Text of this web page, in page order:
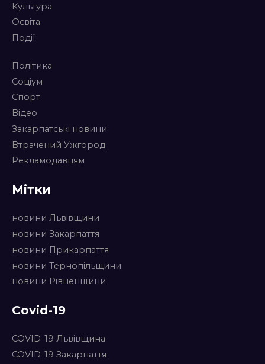
Культура
Освіта
Події
Політика
Соціум
Спорт
Відео
Закарпатські новини
Втрачений Ужгород
Рекламодавцям
Мітки
новини Львівщини
новини Закарпаття
новини Прикарпаття
новини Тернопільщини
новини Рівненщини
Covid-19
COVID-19 Львівщина
COVID-19 Закарпаття